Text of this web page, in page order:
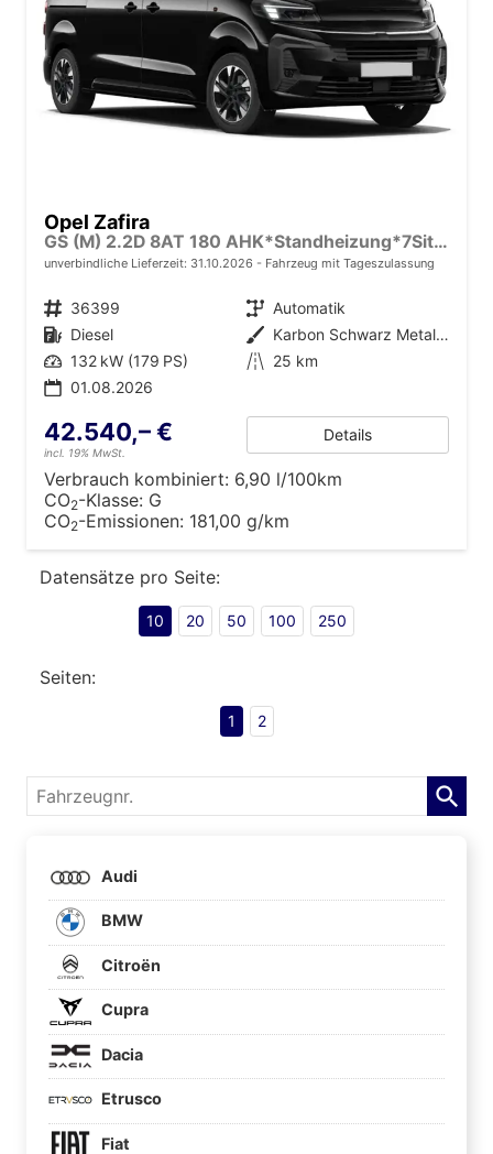
Opel Zafira
GS (M) 2.2D 8AT 180 AHK*Standheizung*7Sitzer*Leder*Android Auto*Navi*SHZ*Kamera
unverbindliche Lieferzeit: 31.10.2026 Fahrzeug mit Tageszulassung
Fahrzeugnr. 36399 Getriebe Automatik
Kraftstoff Diesel Außenfarbe
Karbon Schwarz Metallic
Leistung 132 kW (179 PS) Kilometerstand 25 km
01.08.2026
42.540,– €
incl. 19% MwSt.
Details
Verbrauch kombiniert: 6,90 l/100km
CO2-Klasse: G
CO2-Emissionen: 181,00 g/km
Datensätze pro Seite:
10 20 50 100 250
Seiten:
1 2
Fahrzeugnr.
Audi
BMW
Citroën
Cupra
Dacia
Etrusco
Fiat